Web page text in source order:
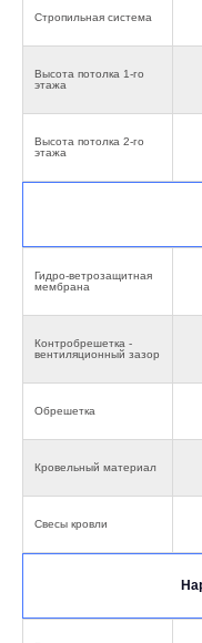
Стропильная система
Высота потолка 1-го
этажа
Высота потолка 2-го
этажа
Гидро-ветрозащитная
мембрана
Контробрешетка -
вентиляционный зазор
Обрешетка
Кровельный материал
Свесы кровли